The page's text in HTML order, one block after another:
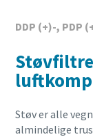
DDP (+)-, PDP
Støv er alle
almindelige